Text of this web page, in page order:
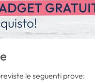
le seguenti prove: